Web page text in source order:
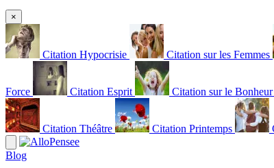
×
Citation Hypocrisie Citation sur les Femmes
Force Citation Esprit Citation sur le Bonheur
Citation Théâtre Citation Printemps
Blog